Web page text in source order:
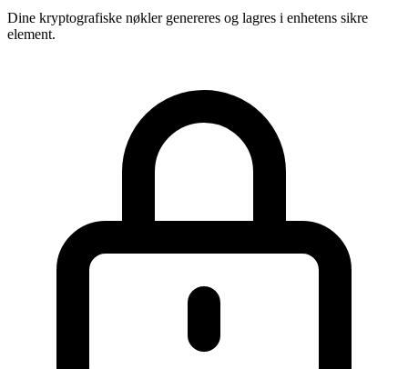
Dine kryptografiske nøkler genereres og lagres i enhetens sikre
element.